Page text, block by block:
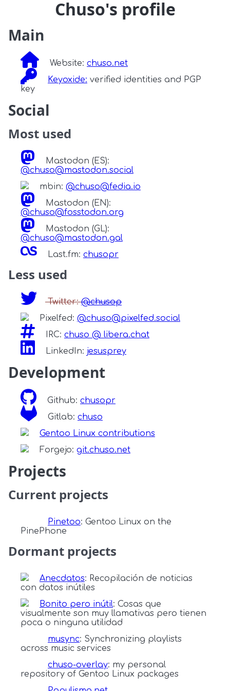
Chuso's profile
Main
Website: chuso.net
Keyoxide: verified identities and PGP
key
Social
Most used
Mastodon (ES):
@chuso@mastodon.social
mbin: @chuso@fedia.io
Mastodon (EN):
@chuso@fosstodon.org
Mastodon (GL):
@chuso@mastodon.gal
Last.fm: chusopr
Less used
Twitter:@chusop
Pixelfed: @chuso@pixelfed.social
IRC: chuso @ libera.chat
LinkedIn: jesusprey
Development
Github: chusopr
Gitlab: chuso
Gentoo Linux contributions
Forgejo: git.chuso.net
Projects
Current projects
Pinetoo: Gentoo Linux on the
PinePhone
Dormant projects
Anecdatos: Recopilación de noticias
con datos inútiles
Bonito pero inútil: Cosas que
visualmente son muy llamativas pero tienen
poca o ninguna utilidad
musync: Synchronizing playlists
across music services
chuso-overlay: my personal
repository of Gentoo Linux packages